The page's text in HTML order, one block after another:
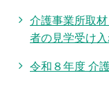
介護事業所取
者の見学受け
令和８年度 介